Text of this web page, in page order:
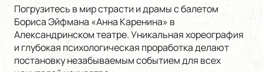
Погрузитесь в мир страсти и драмы с балетом
Бориса Эйфмана «Анна Каренина» в
Александринском театре. Уникальная хореография
и глубокая психологическая проработка делают
постановку незабываемым событием для всех